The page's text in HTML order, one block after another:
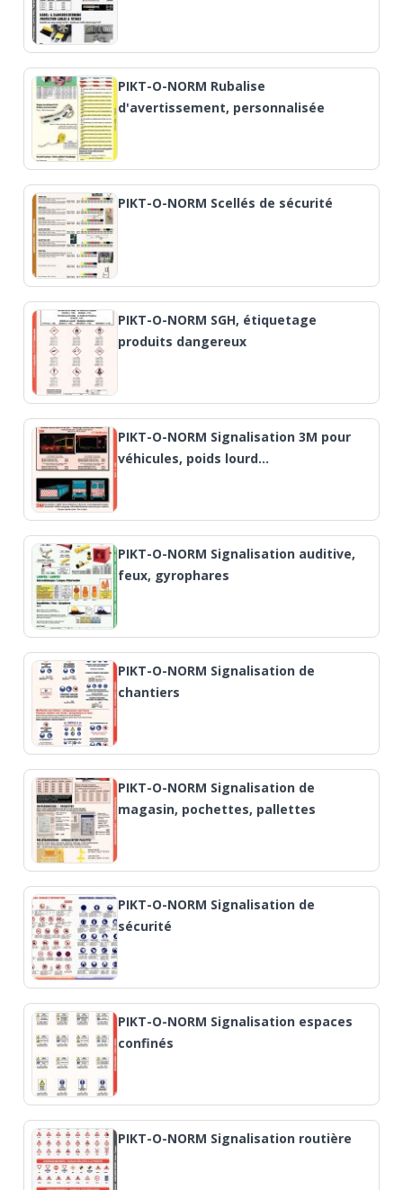
PIKT-O-NORM Rubalise
d'avertissement, personnalisée
PIKT-O-NORM Scellés de sécurité
PIKT-O-NORM SGH, étiquetage
produits dangereux
PIKT-O-NORM Signalisation 3M pour
véhicules, poids lourd…
PIKT-O-NORM Signalisation auditive,
feux, gyrophares
PIKT-O-NORM Signalisation de
chantiers
PIKT-O-NORM Signalisation de
magasin, pochettes, pallettes
PIKT-O-NORM Signalisation de
sécurité
PIKT-O-NORM Signalisation espaces
confinés
PIKT-O-NORM Signalisation routière